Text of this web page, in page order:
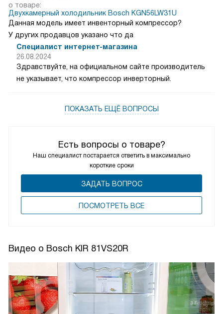
Есть вопросы о товаре?
Наш специалист постарается ответить в максимально
короткие сроки
ЗАДАТЬ ВОПРОС
ПОCМОТРЕТЬ ВСЕ
о товаре:
Двухкамерный холодильник Bosch KGN56LW31U
Данная модель имеет инвенторный компрессор?
У других продавцов указано что да
Специалист интернет-магазина
26.08.2024
Здравствуйте, на официальном сайте производитель
не указывает, что компрессор инверторный.
ПОКАЗАТЬ ЕЩЁ ВОПРОСЫ
Видео о Bosch KIR 81VS20R